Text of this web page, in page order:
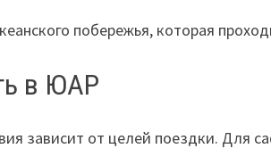
побережья, которая
в ЮАР
зависит от целей поездки. Для